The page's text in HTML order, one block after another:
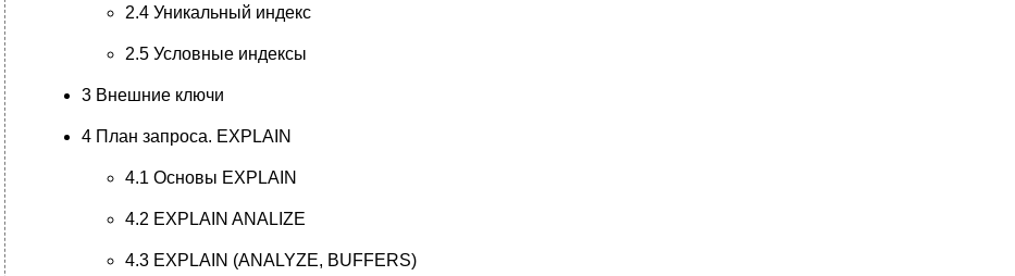
2.4 Уникальный индекс
2.5 Условные индексы
3 Внешние ключи
4 План запроса. EXPLAIN
4.1 Основы EXPLAIN
4.2 EXPLAIN ANALIZE
4.3 EXPLAIN (ANALYZE, BUFFERS)